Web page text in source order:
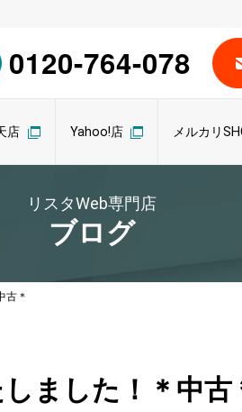
0120-764-078
店 Yahoo!店 メルカリ
リスタWeb専門店
ブログ
古＊
ました！＊中古